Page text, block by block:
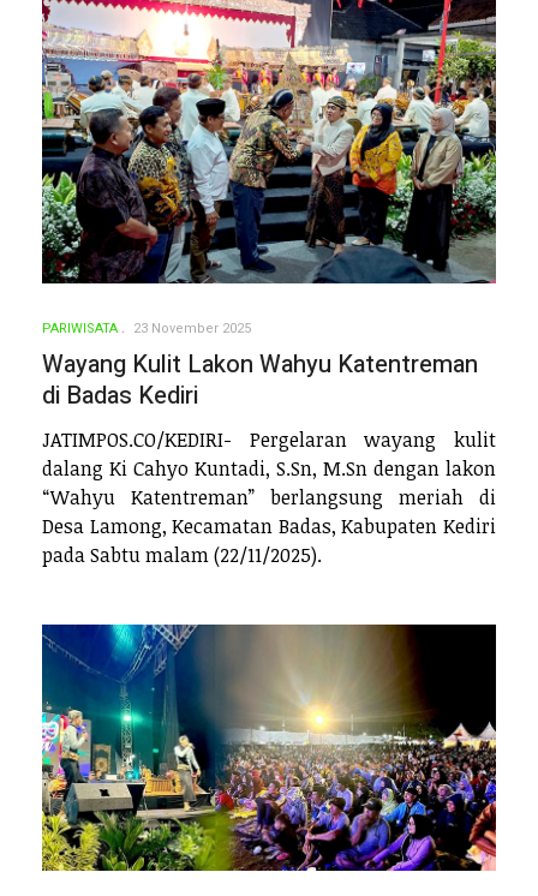
PARIWISATA 23 November 2025
Wayang Kulit Lakon Wahyu Katentreman
di Badas Kediri
JATIMPOS.CO/KEDIRI- Pergelaran wayang kulit
dalang Ki Cahyo Kuntadi, S.Sn, M.Sn dengan lakon
“Wahyu Katentreman” berlangsung meriah di
Desa Lamong, Kecamatan Badas, Kabupaten Kediri
pada Sabtu malam (22/11/2025).